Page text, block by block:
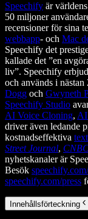
Speechify är
50 miljoner
recensioner för sina
webbapp- och Mac
Speechify det
kallade det ”en
liv”. Speechify
och används i
Dogg och Gwyneth
Speechify Studio
AI Voice Cloning,
driver även ledande
kostnadseffektiva
Street Journal,
nyhetskanaler är
Besök
speechify.com/press
Innehållsförteckning